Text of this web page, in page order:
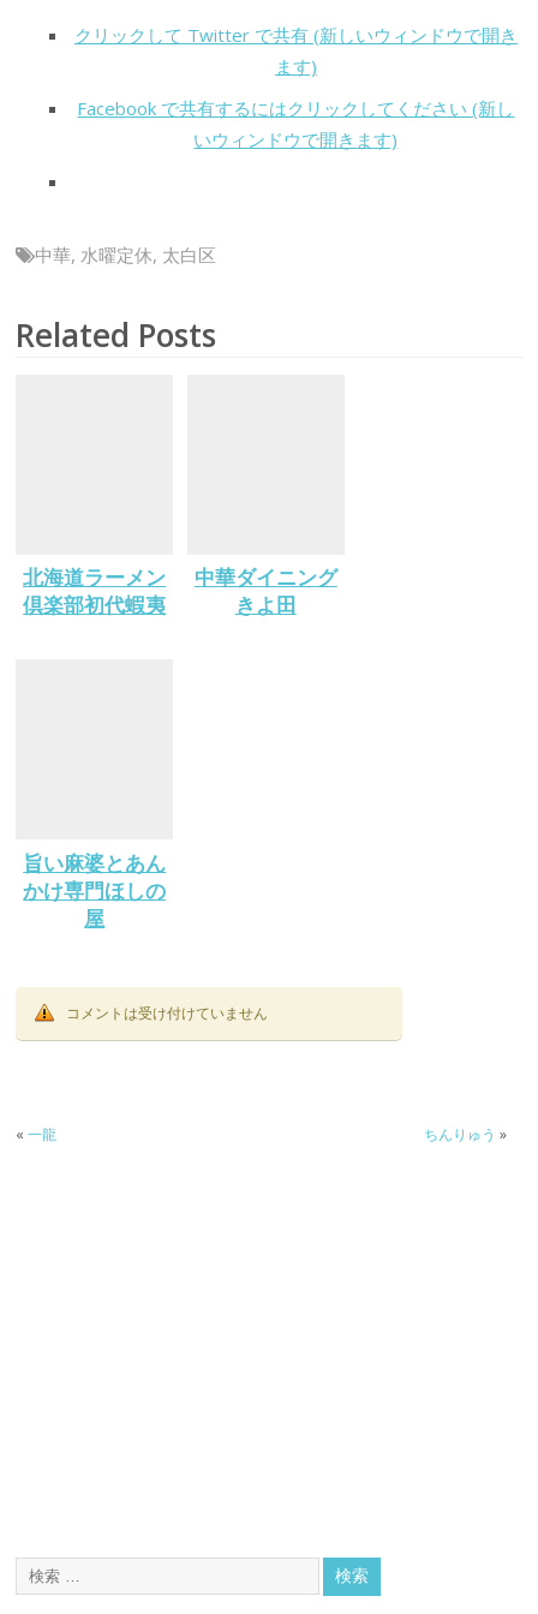
クリックして Twitter で共有 (新しいウィンドウで開き
ます)
Facebook で共有するにはクリックしてください (新し
いウィンドウで開きます)
中華,水曜定休, 太白区
Related Posts
北海道ラーメン
倶楽部初代蝦夷
中華ダイニング
きよ田
旨い麻婆とあん
かけ専門ほしの
屋
コメントは受け付けていません
«一龍 ちんりゅう »